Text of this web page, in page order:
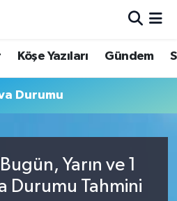
Köşe Yazıları Gündem
Durumu
Yarın ve 1
Durumu Tahmini
ve Fikstür